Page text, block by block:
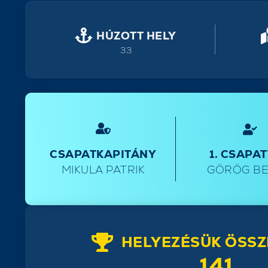
HÚZOTT HELY
33
CSAPATKAPITÁNY
MIKULA PATRIK
1.
GÖRÖG
HELYEZÉSÜK